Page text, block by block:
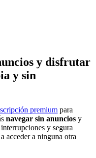
y disfrutar
y sin
premium para
navegar sin anuncios y
y segura
acceder a ninguna otra